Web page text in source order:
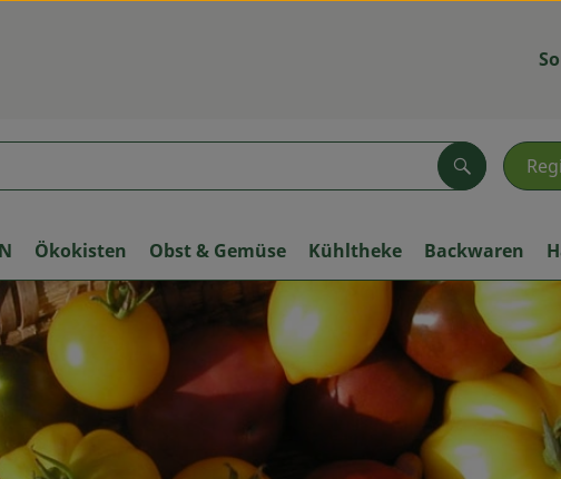
Suchen
Ökokisten Obst & Gemüse Kühltheke Backwaren